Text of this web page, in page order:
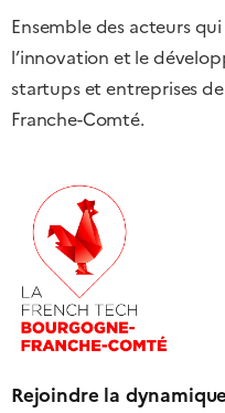
Ensemble des acteurs
l’innovation et le
startups et entreprises
Franche-Comté.
Rejoindre la dynamique